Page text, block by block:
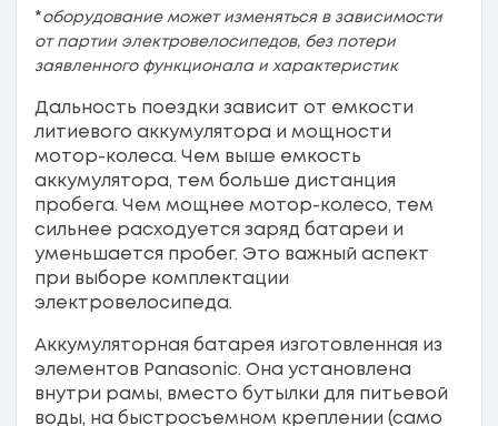
*оборудование может изменяться в зависимости
от партии электровелосипедов, без потери
заявленного функционала и характеристик
Дальность поездки зависит от емкости
литиевого аккумулятора и мощности
мотор-колеса. Чем выше емкость
аккумулятора, тем больше дистанция
пробега. Чем мощнее мотор-колесо, тем
сильнее расходуется заряд батареи и
уменьшается пробег. Это важный аспект
при выборе комплектации
электровелосипеда.
Аккумуляторная батарея изготовленная из
элементов Panasonic. Она установлена
внутри рамы, вместо бутылки для питьевой
воды, на быстросъемном креплении (само